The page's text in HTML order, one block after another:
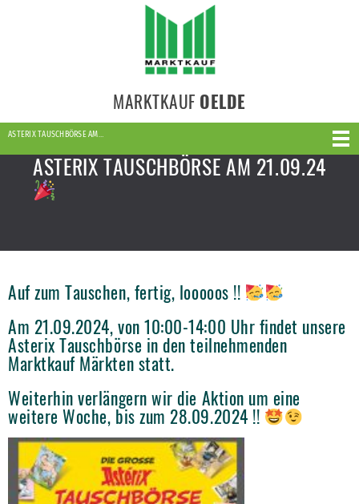
MARKTKAUF OELDE
ASTERIX TAUSCHBÖRSE AM…
ASTERIX TAUSCHBÖRSE AM 21.09.24
Auf zum Tauschen, fertig, looooos !!
Am 21.09.2024, von 10:00-14:00 Uhr findet unsere
Asterix Tauschbörse in den teilnehmenden
Marktkauf Märkten statt.
Weiterhin verlängern wir die Aktion um eine
weitere Woche, bis zum 28.09.2024 !!